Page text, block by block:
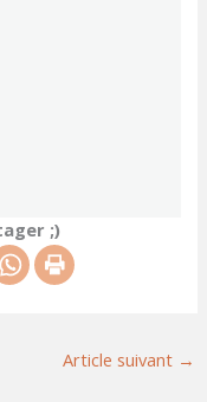
;)
Article suivant →